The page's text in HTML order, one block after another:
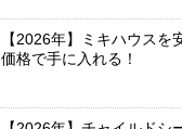
【2026年】ミキハウスを
価格で手に入れる！